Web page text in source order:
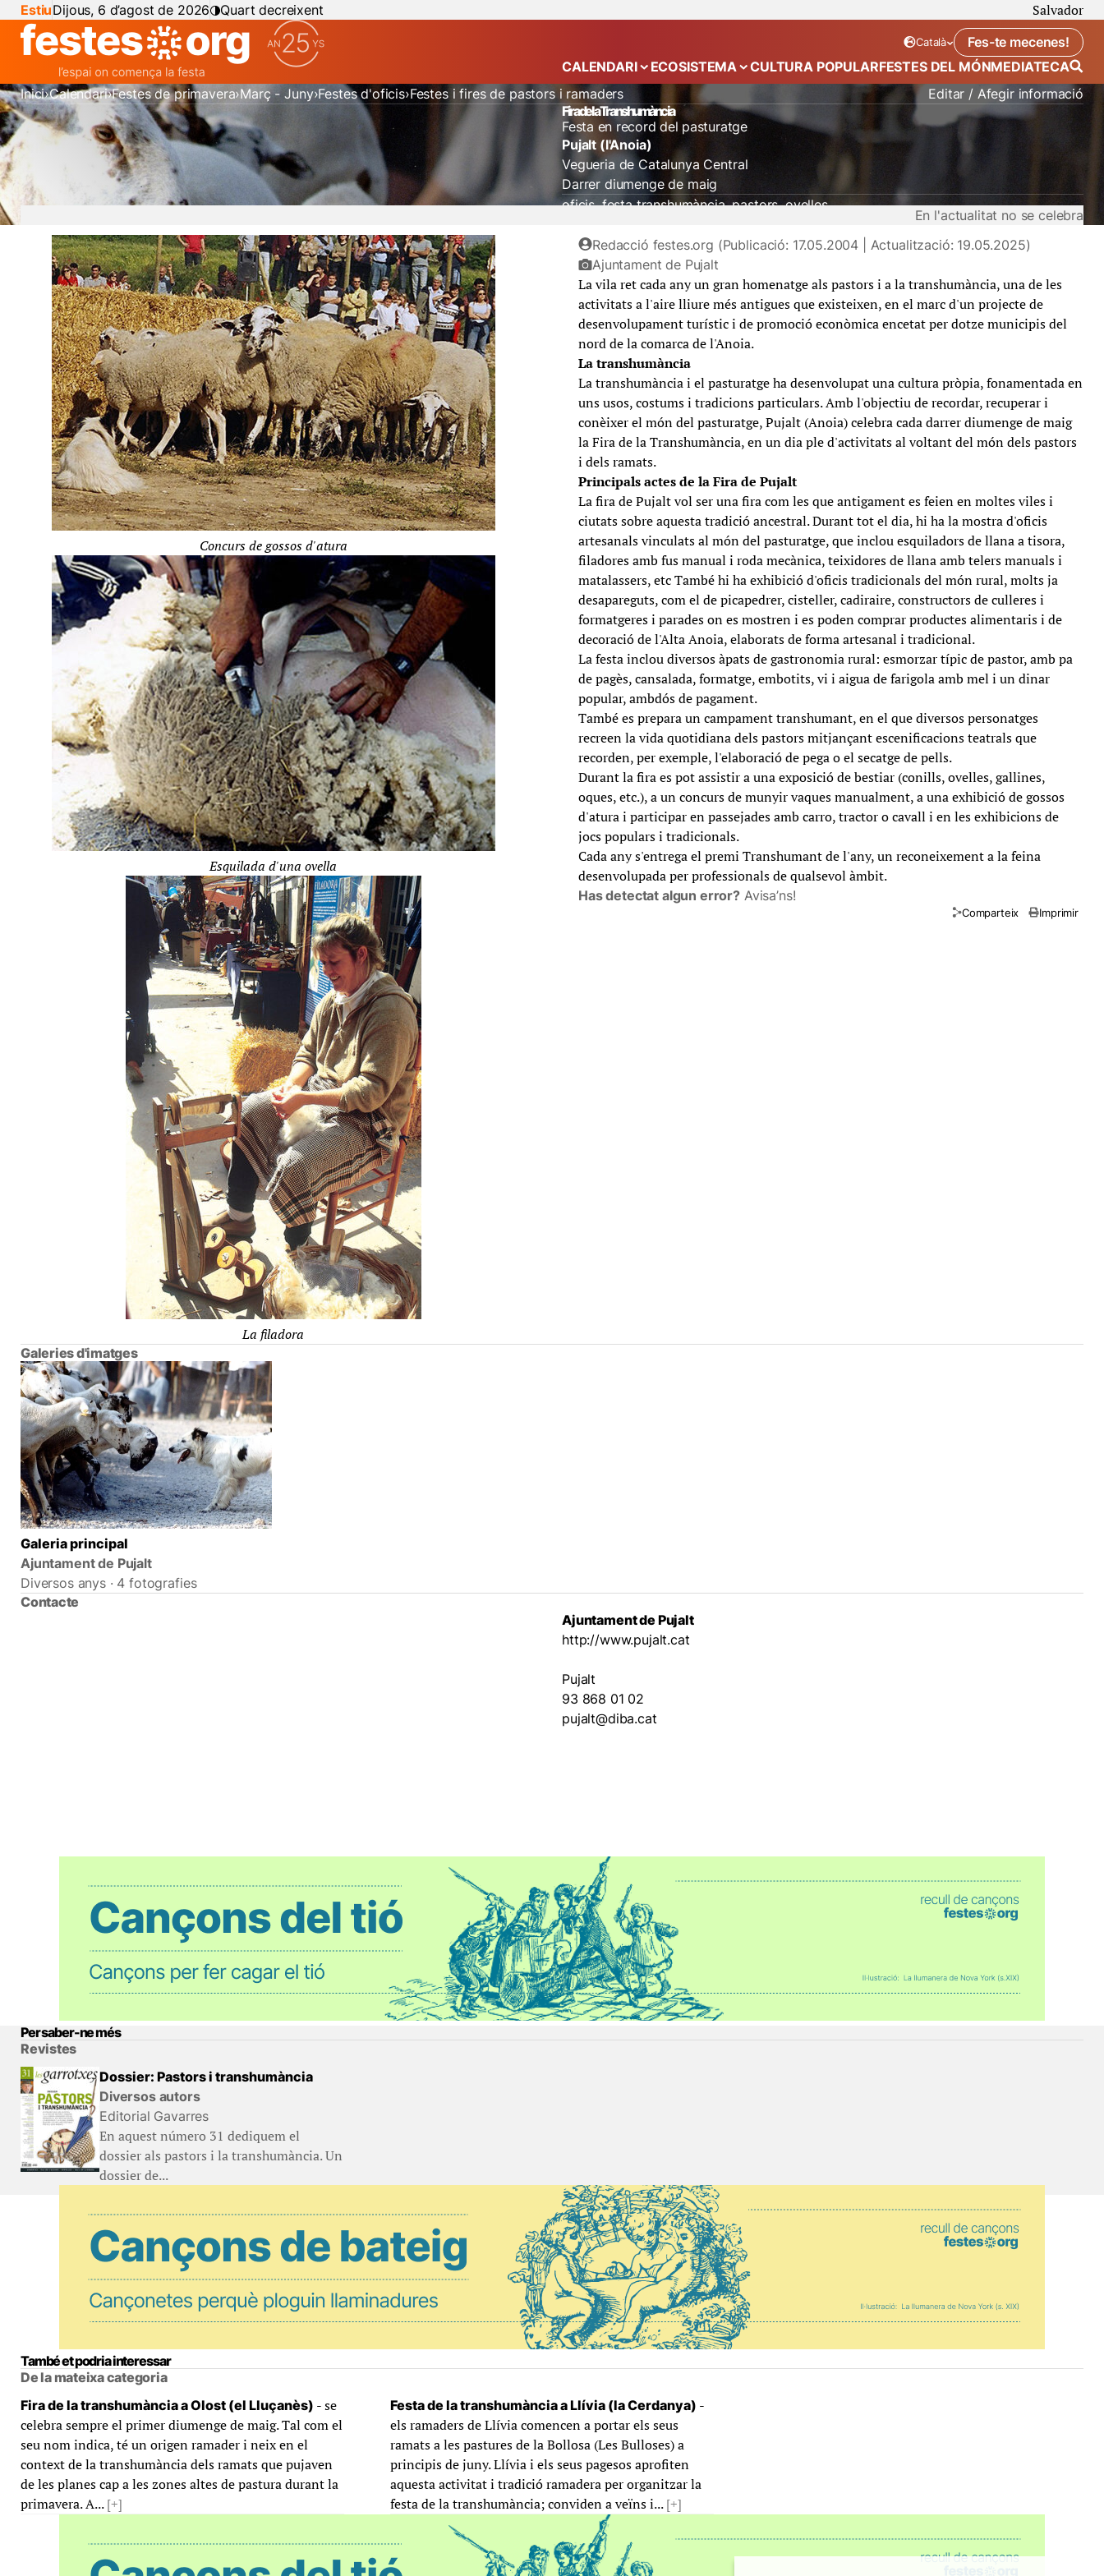
EstiuDijous, 6 d’agost de 2026 Quart decreixent Salvador
Idioma seleccionat:
Català
. Canviar idiomaFes-te mecenes!
CALENDARI Mostra el submenú de “Calendari”
ECOSISTEMA Mostra el submenú de “Ecosistema”
CULTURA POPULARFESTES DEL MÓNMEDIATECA
Inici Calendari Festes de primavera Març - Juny Festes d'oficis Festes i fires de pastors i ramaders
Editar / Afegir informació
Fira de la Transhumància
Festa en record del pasturatge
Pujalt (l'Anoia)
Vegueria de Catalunya Central
Darrer diumenge de maig
oficis festa transhumància pastors ovelles
En l'actualitat no se celebra
Redacció festes.org (Publicació: 17.05.2004 | Actualització: 19.05.2025)
Ajuntament de Pujalt
La vila ret cada any un gran homenatge als pastors i a la transhumància, una de les
activitats a l'aire lliure més antigues que existeixen, en el marc d'un projecte de
desenvolupament turístic i de promoció econòmica encetat per dotze municipis del
nord de la comarca de l'Anoia.
La transhumància
La transhumància i el pasturatge ha desenvolupat una cultura pròpia, fonamentada en
uns usos, costums i tradicions particulars. Amb l'objectiu de recordar, recuperar i
conèixer el món del pasturatge, Pujalt (Anoia) celebra cada darrer diumenge de maig
la Fira de la Transhumància, en un dia ple d'activitats al voltant del món dels pastors
i dels ramats.
Principals actes de la Fira de Pujalt
La fira de Pujalt vol ser una fira com les que antigament es feien en moltes viles i
ciutats sobre aquesta tradició ancestral. Durant tot el dia, hi ha la mostra d'oficis
artesanals vinculats al món del pasturatge, que inclou esquiladors de llana a tisora,
filadores amb fus manual i roda mecànica, teixidores de llana amb telers manuals i
matalassers, etc També hi ha exhibició d'oficis tradicionals del món rural, molts ja
desapareguts, com el de picapedrer, cisteller, cadiraire, constructors de culleres i
formatgeres i parades on es mostren i es poden comprar productes alimentaris i de
decoració de l'Alta Anoia, elaborats de forma artesanal i tradicional.
La festa inclou diversos àpats de gastronomia rural: esmorzar típic de pastor, amb pa
de pagès, cansalada, formatge, embotits, vi i aigua de farigola amb mel i un dinar
popular, ambdós de pagament.
També es prepara un campament transhumant, en el que diversos personatges
recreen la vida quotidiana dels pastors mitjançant escenificacions teatrals que
recorden, per exemple, l'elaboració de pega o el secatge de pells.
Durant la fira es pot assistir a una exposició de bestiar (conills, ovelles, gallines,
oques, etc.), a un concurs de munyir vaques manualment, a una exhibició de gossos
d'atura i participar en passejades amb carro, tractor o cavall i en les exhibicions de
jocs populars i tradicionals.
Cada any s'entrega el premi Transhumant de l'any, un reconeixement a la feina
desenvolupada per professionals de qualsevol àmbit.
Has detectat algun error? Avisa’ns!
Comparteix Imprimir
Concurs de gossos d'atura
Esquilada d'una ovella
La filadora
Galeries d'imatges
Galeria principal
Ajuntament de Pujalt
Diversos anys · 4 fotografies
Contacte
Ajuntament de Pujalt
http://www.pujalt.cat
Pujalt
93 868 01 02
pujalt@diba.cat
Per saber-ne més
Revistes
Dossier: Pastors i transhumància
Diversos autors
Editorial Gavarres
En aquest número 31 dediquem el
dossier als pastors i la transhumància. Un
dossier de...
També et podria interessar
De la mateixa categoria
Fira de la transhumància a Olost (el Lluçanès) - se
celebra sempre el primer diumenge de maig. Tal com el
seu nom indica, té un origen ramader i neix en el
context de la transhumància dels ramats que pujaven
de les planes cap a les zones altes de pastura durant la
primavera. A...[+]
Festa de la transhumància a Llívia (la Cerdanya) -
els ramaders de Llívia comencen a portar els seus
ramats a les pastures de la Bollosa (Les Bulloses) a
principis de juny. Llívia i els seus pagesos aprofiten
aquesta activitat i tradició ramadera per organitzar la
festa de la transhumància; conviden a veïns i...[+]